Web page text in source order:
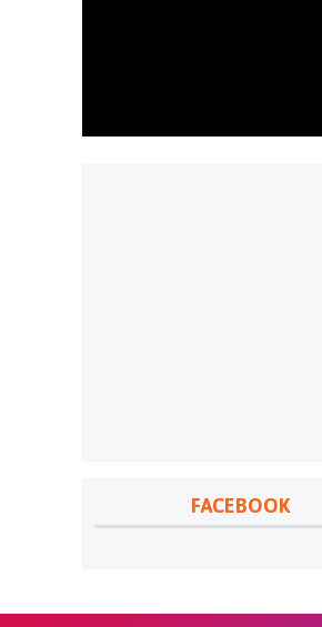
FACEBOOK